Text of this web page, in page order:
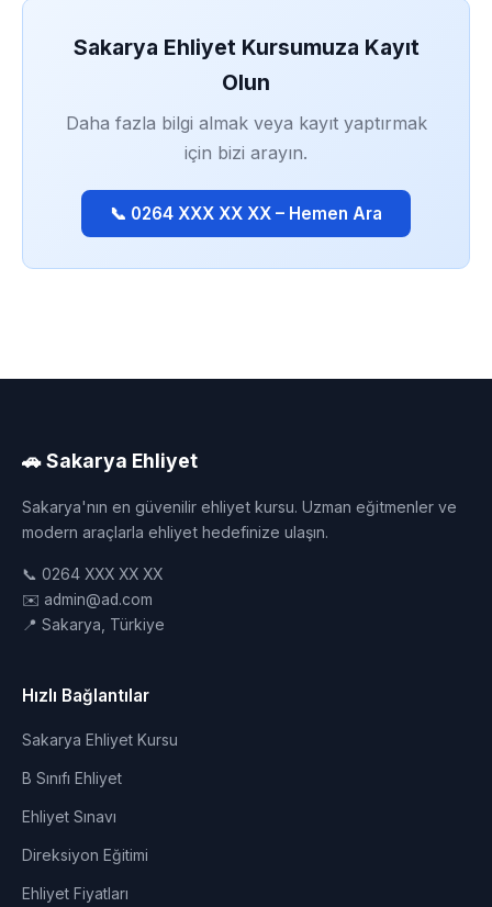
Sakarya Ehliyet Kursumuza Kayıt
Olun
Daha fazla bilgi almak veya kayıt yaptırmak
için bizi arayın.
📞 0264 XXX XX XX – Hemen Ara
🚗 Sakarya Ehliyet
Sakarya'nın en güvenilir ehliyet kursu. Uzman eğitmenler ve
modern araçlarla ehliyet hedefinize ulaşın.
📞 0264 XXX XX XX
✉️ admin@ad.com
📍 Sakarya, Türkiye
Hızlı Bağlantılar
Sakarya Ehliyet Kursu
B Sınıfı Ehliyet
Ehliyet Sınavı
Direksiyon Eğitimi
Ehliyet Fiyatları